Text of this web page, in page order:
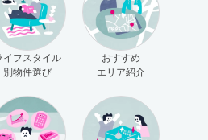
イフスタイル
別物件選び
おすすめ
エリア紹介